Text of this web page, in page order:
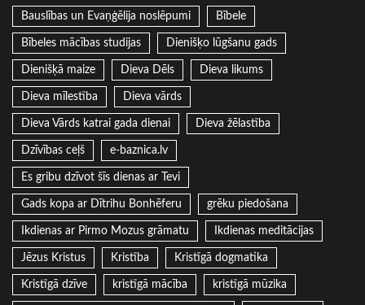
Bauslības un Evaņģēlija noslēpumi Bībele
Bībeles mācības studijas Dienišķo lūgšanu gads
Dienišķā maize Dieva Dēls Dieva likums
Dieva mīlestība Dieva vārds
Dieva Vārds katrai gada dienai Dieva žēlastība
Dzīvības ceļš e-baznica.lv
Es gribu dzīvot šīs dienas ar Tevi
Gads kopa ar Dītrihu Bonhēferu grēku piedošana
Ikdienas ar Pirmo Mozus grāmatu Ikdienas meditācijas
Jēzus Kristus Kristība Kristīgā dogmatika
Kristīgā dzīve kristīgā mācība kristīgā mūzika